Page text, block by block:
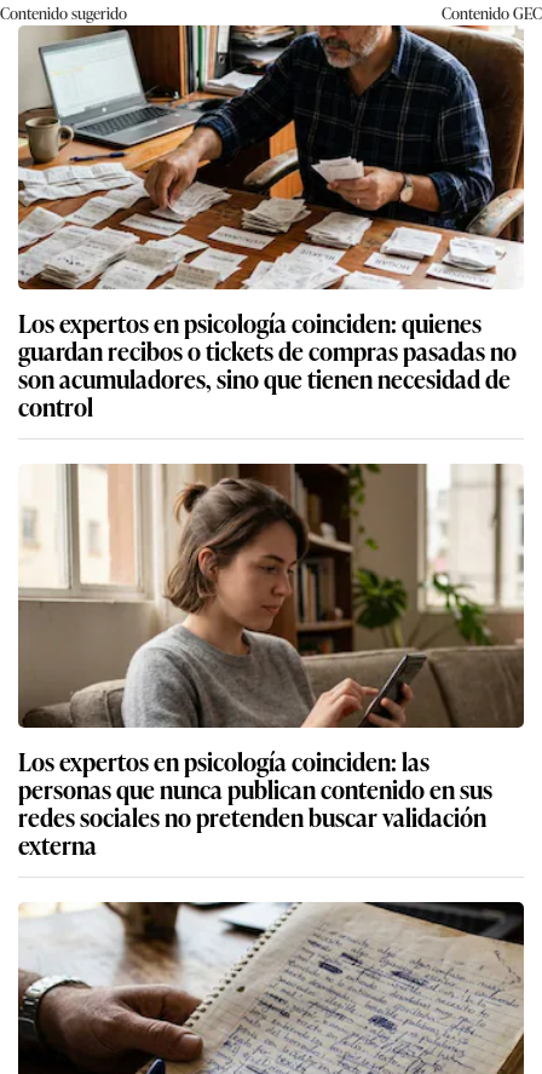
Contenido sugerido ContenidoGEC
Los expertos en psicología coinciden: quienes
guardan recibos o tickets de compras pasadas no
son acumuladores, sino que tienen necesidad de
control
Los expertos en psicología coinciden: las
personas que nunca publican contenido en sus
redes sociales no pretenden buscar validación
externa